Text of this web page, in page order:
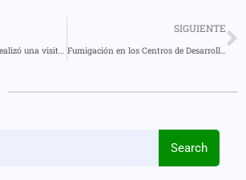
Alcalde Gustavo Silva, realizó una visita en la construcción del espacio cubierto de la comunidad Puyupungo
SIGUIENTE
Fumigación en los Centros de Desarrollo Infantil
Search